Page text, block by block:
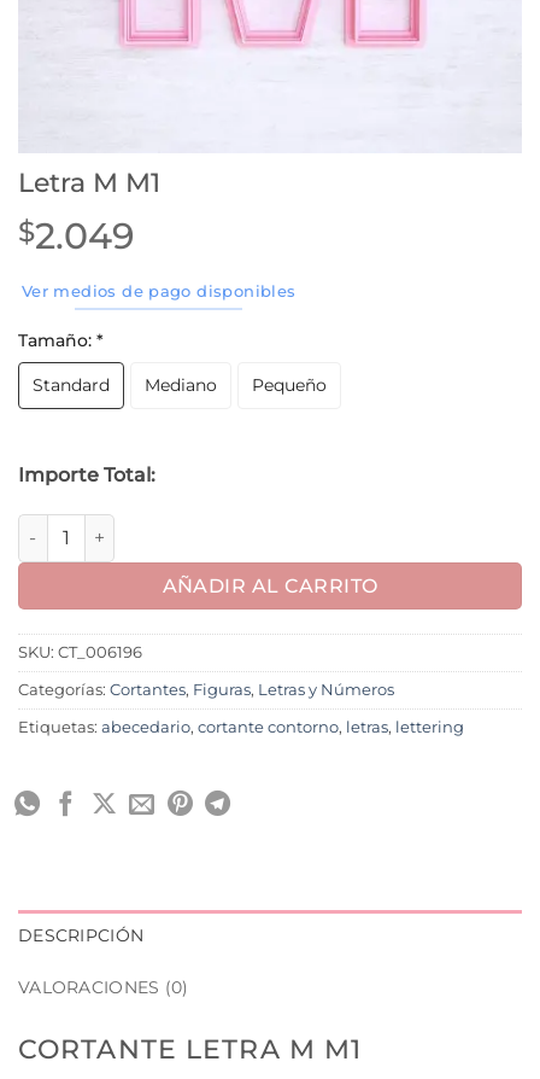
Letra M M1
$2.049
Ver medios de pago disponibles
Tamaño: *
Standard Mediano Pequeño
Importe Total:
Letra M M1 cantidad
AÑADIR AL CARRITO
SKU: CT_006196
Categorías: Cortantes, Figuras, Letras y Números
Etiquetas: abecedario, cortante contorno, letras, lettering
DESCRIPCIÓN
VALORACIONES (0)
CORTANTE LETRA M M1